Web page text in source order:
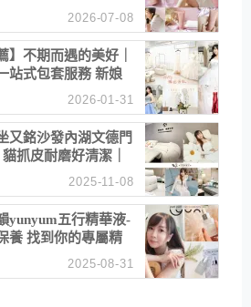
2026-07-08
】不期而遇的美好｜
站式包套服務 新娘
2026-01-31
又銘沙發內湖文德門
抓皮耐磨好清潔｜
高CP值打造夢想
2025-11-08
yunyum五行精華液-
養 找到你的專屬精
潤・賦精華」維持
2025-08-31